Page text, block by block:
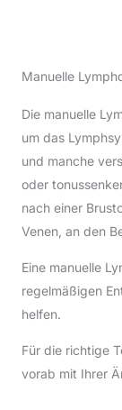
Manuelle
Die manuelle
um das
und manche
oder
nach einer
Venen, an den
Eine manuelle
regelmäßigen
helfen.
Für die richtige
vorab mit Ihrer